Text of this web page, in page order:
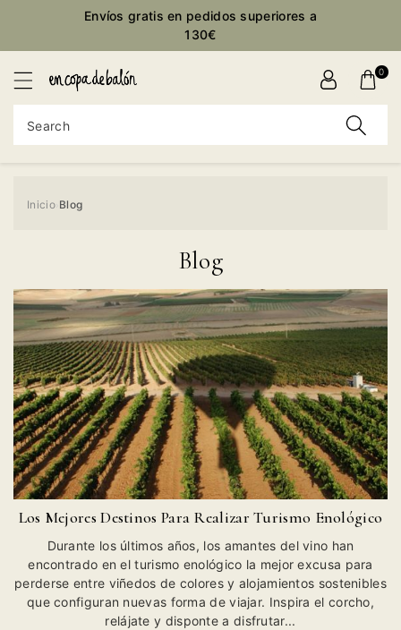
Envíos gratis en pedidos superiores a
130€
Search
0
Inicio› Blog
Blog
Los Mejores Destinos Para Realizar Turismo Enológico
Durante los últimos años, los amantes del vino han
encontrado en el turismo enológico la mejor excusa para
perderse entre viñedos de colores y alojamientos sostenibles
que configuran nuevas forma de viajar. Inspira el corcho,
relájate y disponte a disfrutar...